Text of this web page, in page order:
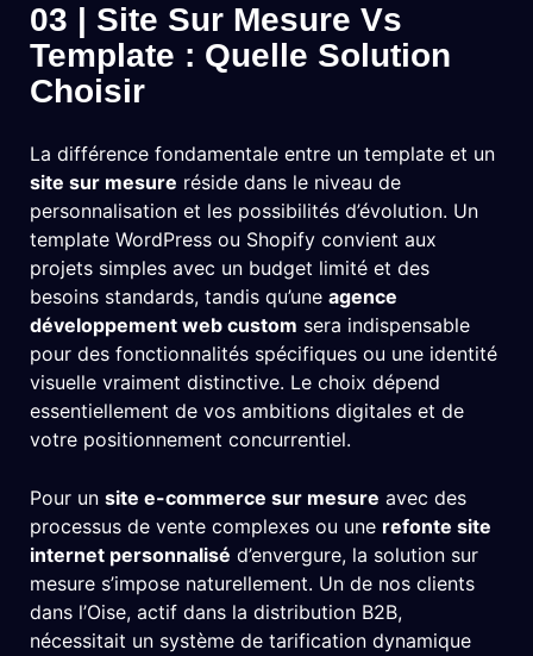
03 | Site Sur Mesure Vs
Template : Quelle Solution
Choisir
La différence fondamentale entre un template et un
site sur mesure réside dans le niveau de
personnalisation et les possibilités d’évolution. Un
template WordPress ou Shopify convient aux
projets simples avec un budget limité et des
besoins standards, tandis qu’une agence
développement web custom sera indispensable
pour des fonctionnalités spécifiques ou une identité
visuelle vraiment distinctive. Le choix dépend
essentiellement de vos ambitions digitales et de
votre positionnement concurrentiel.
Pour un site e-commerce sur mesure avec des
processus de vente complexes ou une refonte site
internet personnalisé d’envergure, la solution sur
mesure s’impose naturellement. Un de nos clients
dans l’Oise, actif dans la distribution B2B,
nécessitait un système de tarification dynamique